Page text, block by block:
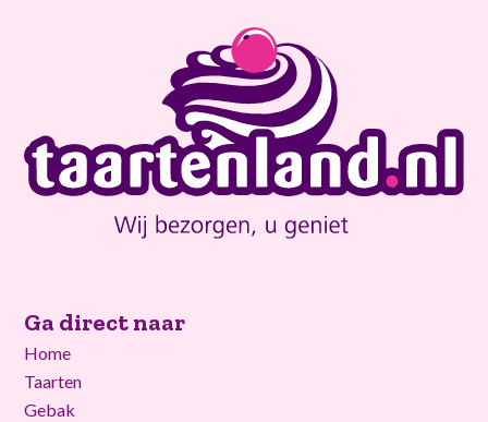
Ga direct naar
Home
Taarten
Gebak